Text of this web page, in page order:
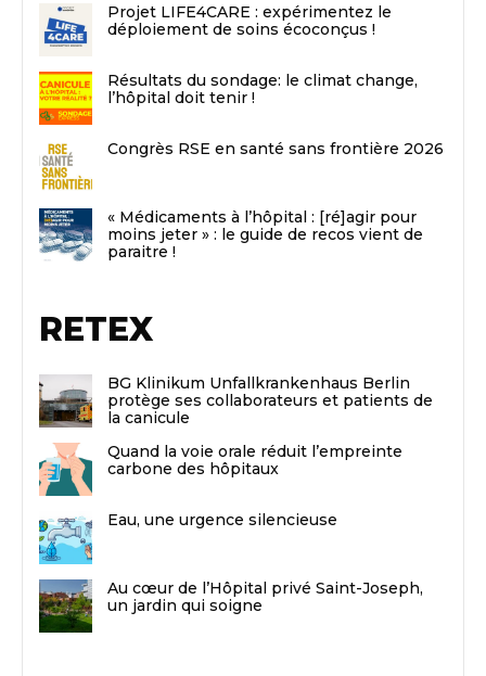
Projet LIFE4CARE : expérimentez le
déploiement de soins écoconçus !
Résultats du sondage: le climat change,
l’hôpital doit tenir !
Congrès RSE en santé sans frontière 2026
« Médicaments à l’hôpital : [ré]agir pour
moins jeter » : le guide de recos vient de
paraitre !
RETEX
BG Klinikum Unfallkrankenhaus Berlin
protège ses collaborateurs et patients de
la canicule
Quand la voie orale réduit l’empreinte
carbone des hôpitaux
Eau, une urgence silencieuse
Au cœur de l’Hôpital privé Saint-Joseph,
un jardin qui soigne